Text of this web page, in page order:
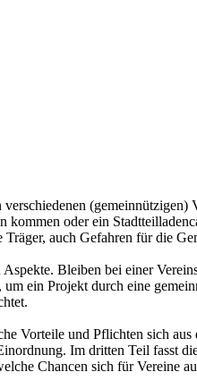
(gemeinnützigen)
oder ein
auch Gefahren für die
Bleiben bei einer
ein Projekt durch eine
Vorteile und Pflichten sich
Im dritten Teil fasst
Chancen sich für Vereine